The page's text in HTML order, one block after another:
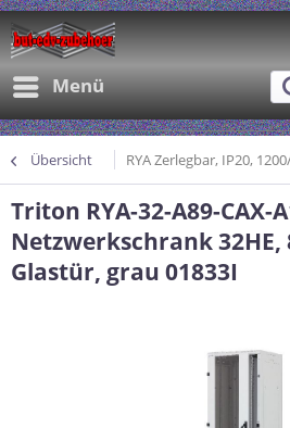
Menü
Übersicht RYA Zerlegbar, IP20,
Triton RYA-32-A89-CAX-
Netzwerkschrank 32HE,
Glastür, grau 01833I